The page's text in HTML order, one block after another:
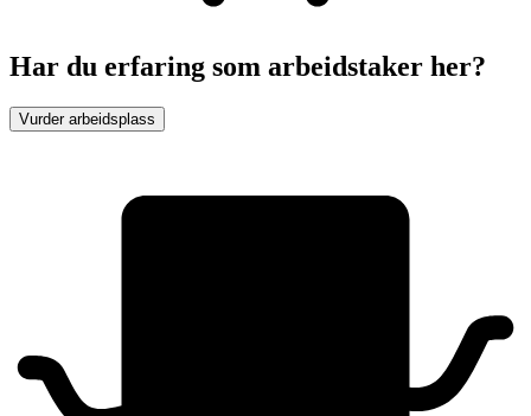
Har du erfaring som arbeidstaker her?
Vurder arbeidsplass